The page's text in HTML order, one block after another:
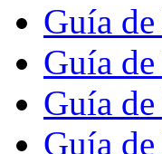
Guía
Guía
Guía
Guía